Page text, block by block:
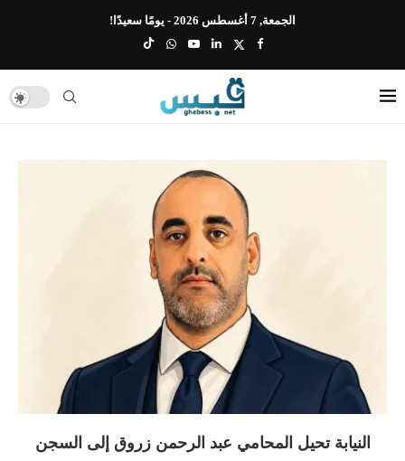
الجمعة, 7 أغسطس 2026 - يومًا سعيدًا!
النيابة تحيل المحامي عبد الرحمن زروق إلى السجن